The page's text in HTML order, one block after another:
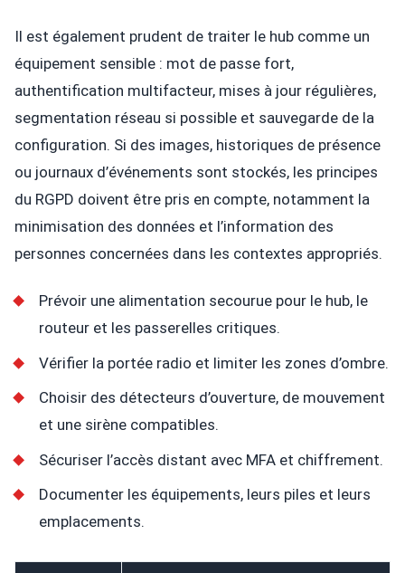
Il est également prudent de traiter le hub comme un
équipement sensible : mot de passe fort,
authentification multifacteur, mises à jour régulières,
segmentation réseau si possible et sauvegarde de la
configuration. Si des images, historiques de présence
ou journaux d’événements sont stockés, les principes
du RGPD doivent être pris en compte, notamment la
minimisation des données et l’information des
personnes concernées dans les contextes appropriés.
Prévoir une alimentation secourue pour le hub, le
routeur et les passerelles critiques.
Vérifier la portée radio et limiter les zones d’ombre.
Choisir des détecteurs d’ouverture, de mouvement
et une sirène compatibles.
Sécuriser l’accès distant avec MFA et chiffrement.
Documenter les équipements, leurs piles et leurs
emplacements.